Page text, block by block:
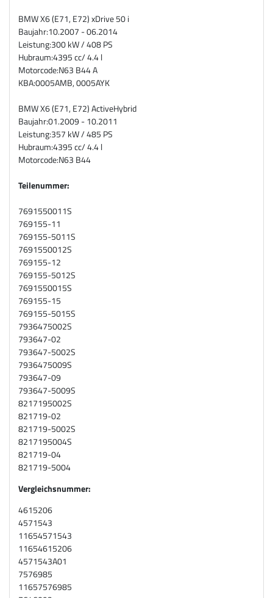
BMW X6 (E71, E72) xDrive 50 i
Baujahr:10.2007 - 06.2014
Leistung:300 kW / 408 PS
Hubraum:4395 cc/ 4.4 l
Motorcode:N63 B44 A
KBA:0005AMB, 0005AYK
BMW X6 (E71, E72) ActiveHybrid
Baujahr:01.2009 - 10.2011
Leistung:357 kW / 485 PS
Hubraum:4395 cc/ 4.4 l
Motorcode:N63 B44
Teilenummer:
7691550011S
769155-11
769155-5011S
7691550012S
769155-12
769155-5012S
7691550015S
769155-15
769155-5015S
7936475002S
793647-02
793647-5002S
7936475009S
793647-09
793647-5009S
8217195002S
821719-02
821719-5002S
8217195004S
821719-04
821719-5004
Vergleichsnummer:
4615206
4571543
11654571543
11654615206
4571543A01
7576985
11657576985